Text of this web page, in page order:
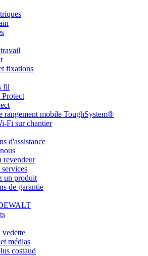
fixations
fil
rangement mobile ToughSystem®
Fi sur chantier
d'assistance
revendeur
services
un produit
de garantie
vedette
médias
costaud